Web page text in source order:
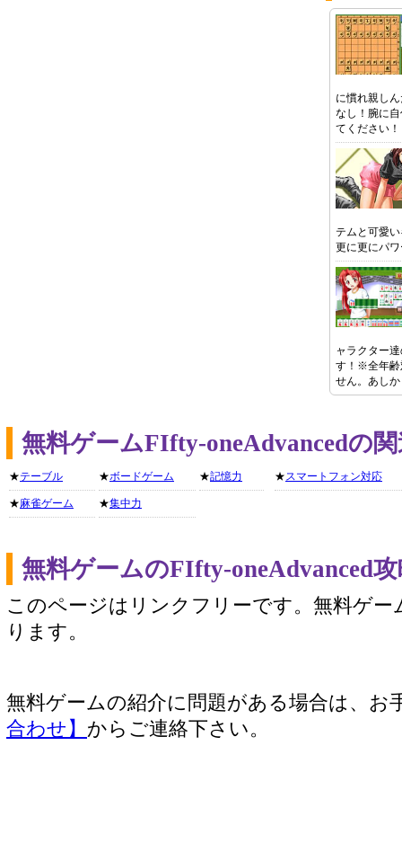
に慣れ親し
なし！腕に
てください！
テムと可愛
更に更にパ
ャラクター
す！※全年齢
せん。あし
無料ゲームFIfty-oneAdvancedの
★テーブル
★麻雀ゲーム
★ボードゲーム
★集中力
★記憶力 ★スマートフォン対応
無料ゲームのFIfty-oneAdvanced
このページはリンクフリーです。無料ゲー
ります。
無料ゲームの紹介に問題がある場合は、お
合わせ】 からご連絡下さい。